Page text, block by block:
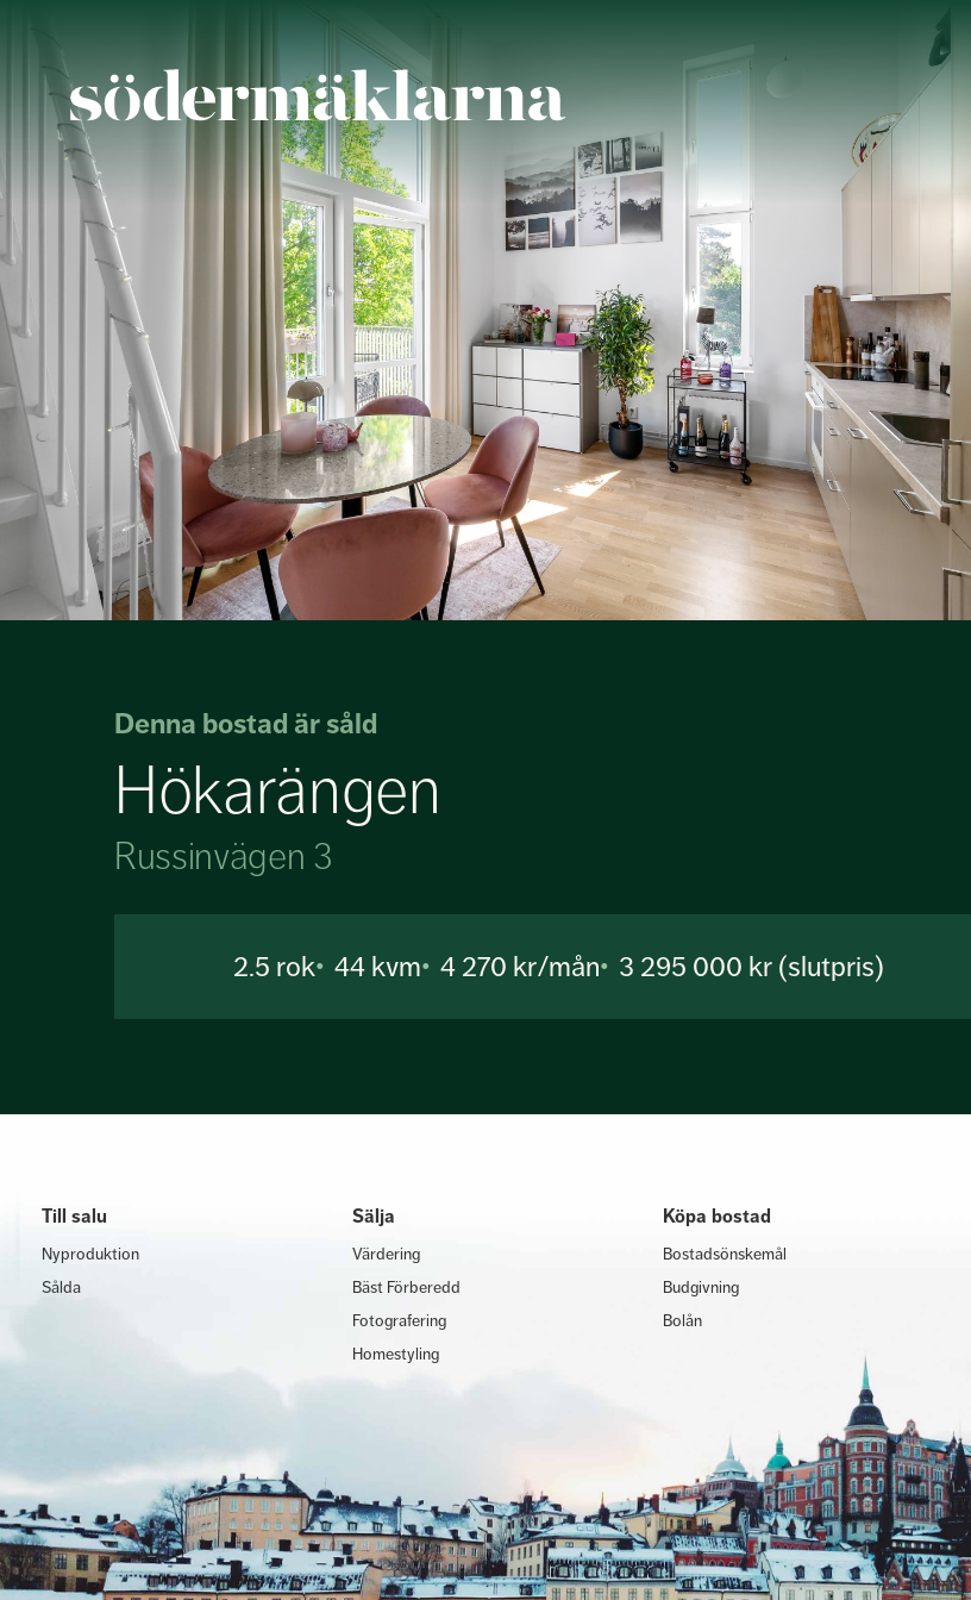
Denna bostad är såld
Russinvägen 3
Hökarängen
2.5 rok 44 kvm 4 270 kr/mån 3 295 000 kr (slutpris)
Till salu
Nyproduktion
Sålda
Sälja
Värdering
Bäst Förberedd
Fotografering
Homestyling
Köpa bostad
Bostadsönskemål
Budgivning
Bolån